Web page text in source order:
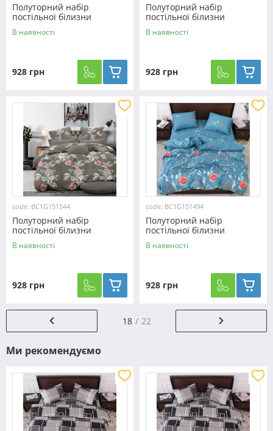
Полуторний набір
постільної білизни
150*220 із Бязі "Gold"
№157676 Черешенка™
В наявності
928 грн
Полуторний набір
постільної білизни
150*220 із Бязі "Gold"
№152323AB Черешенка™
В наявності
928 грн
code: BC1G151544
Полуторний набір
постільної білизни
150*220 із Бязі "Gold"
№151544 Черешенка™
В наявності
928 грн
code: BC1G151494
Полуторний набір
постільної білизни
150*220 із Бязі "Gold"
№151494 Черешенка™
В наявності
928 грн
18 22
Ми рекомендуємо